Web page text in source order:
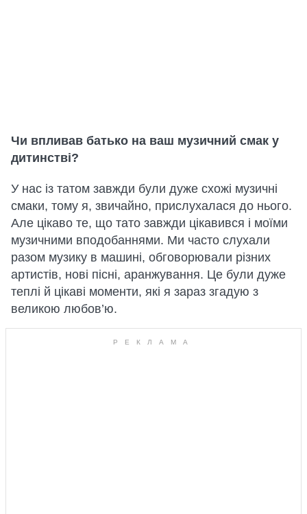
Чи впливав батько на ваш музичний смак у
дитинстві?
У нас із татом завжди були дуже схожі музичні
смаки, тому я, звичайно, прислухалася до нього.
Але цікаво те, що тато завжди цікавився і моїми
музичними вподобаннями. Ми часто слухали
разом музику в машині, обговорювали різних
артистів, нові пісні, аранжування. Це були дуже
теплі й цікаві моменти, які я зараз згадую з
великою любов’ю.